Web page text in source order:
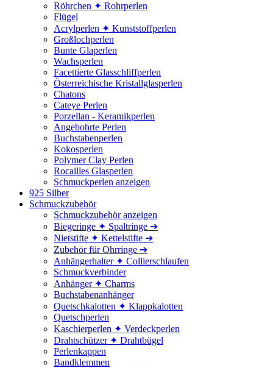
Röhrchen ✦ Rohrperlen
Flügel
Acrylperlen ✦ Kunststoffperlen
Großlochperlen
Bunte Glaperlen
Wachsperlen
Facettierte Glasschliffperlen
Österreichische Kristallglasperlen
Chatons
Cateye Perlen
Porzellan - Keramikperlen
Angebohrte Perlen
Buchstabenperlen
Kokosperlen
Polymer Clay Perlen
Rocailles Glasperlen
Schmuckperlen anzeigen
925 Silber
Schmuckzubehör
Schmuckzubehör anzeigen
Biegeringe ✦ Spaltringe ➔
Nietstifte ✦ Kettelstifte ➔
Zubehör für Ohrringe ➔
Anhängerhalter ✦ Collierschlaufen
Schmuckverbinder
Anhänger ✦ Charms
Buchstabenanhänger
Quetschkalotten ✦ Klappkalotten
Quetschperlen
Kaschierperlen ✦ Verdeckperlen
Drahtschützer ✦ Drahtbügel
Perlenkappen
Bandklemmen